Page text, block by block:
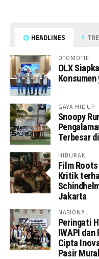
HEADLINES
OTOMOTIF
OLX
GAYA HIDUP
Snoopy
Terbesar
HIBURAN
Film
Kritik
Jakarta
NASIONAL
Peringati
IWAPI
Cipta
Pasir